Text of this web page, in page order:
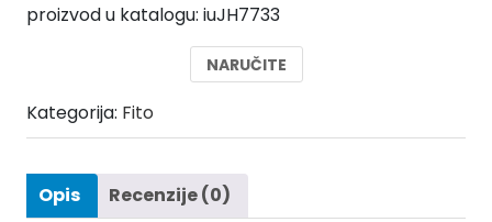
bila
je:
20,00 €.
proizvod u katalogu: iuJH7733
NARUČITE
Kategorija: Fito
Opis Recenzije (0)